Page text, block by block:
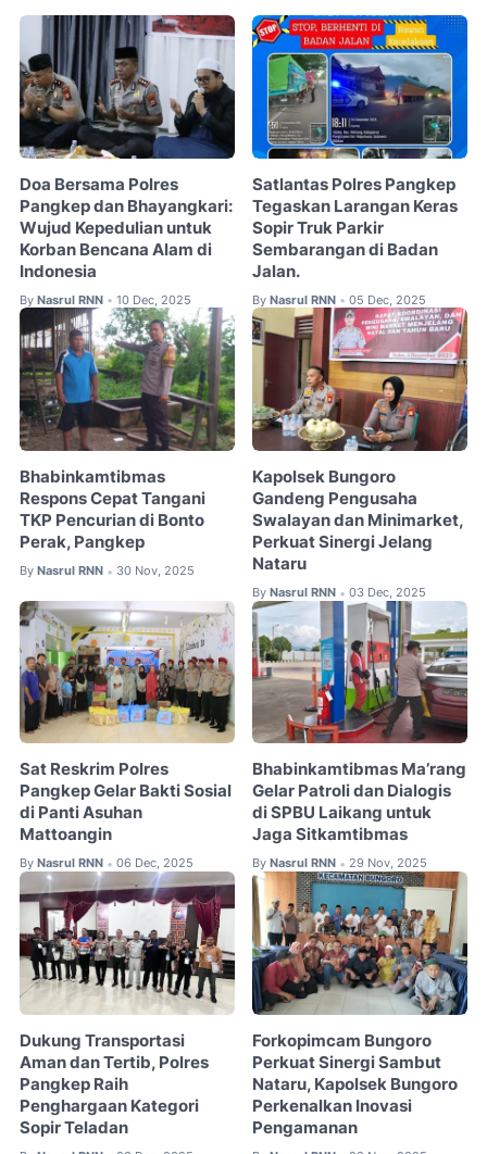
Doa Bersama Polres
Pangkep dan Bhayangkari:
Wujud Kepedulian untuk
Korban Bencana Alam di
Indonesia
By Nasrul RNN • 10 Dec, 2025
Satlantas Polres Pangkep
Tegaskan Larangan Keras
Sopir Truk Parkir
Sembarangan di Badan
Jalan.
By Nasrul RNN • 05 Dec, 2025
Bhabinkamtibmas
Respons Cepat Tangani
TKP Pencurian di Bonto
Perak, Pangkep
By Nasrul RNN • 30 Nov, 2025
Kapolsek Bungoro
Gandeng Pengusaha
Swalayan dan Minimarket,
Perkuat Sinergi Jelang
Nataru
By Nasrul RNN • 03 Dec, 2025
Sat Reskrim Polres
Pangkep Gelar Bakti Sosial
di Panti Asuhan
Mattoangin
By Nasrul RNN • 06 Dec, 2025
Bhabinkamtibmas Ma’rang
Gelar Patroli dan Dialogis
di SPBU Laikang untuk
Jaga Sitkamtibmas
By Nasrul RNN • 29 Nov, 2025
Dukung Transportasi
Aman dan Tertib, Polres
Pangkep Raih
Penghargaan Kategori
Sopir Teladan
Forkopimcam Bungoro
Perkuat Sinergi Sambut
Nataru, Kapolsek Bungoro
Perkenalkan Inovasi
Pengamanan